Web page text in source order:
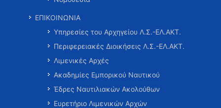
ΕΠΙΚΟΙΝΩΝΙΑ
Υπηρεσίες του Αρχηγείου Λ.Σ.-ΕΛ.ΑΚΤ.
Περιφερειακές Διοικήσεις Λ.Σ.-ΕΛ.ΑΚΤ.
Λιμενικές Αρχές
Ακαδημίες Εμπορικού Ναυτικού
Έδρες Ναυτιλιακών Ακολούθων
Ευρετήριο Λιμενικών Αρχών